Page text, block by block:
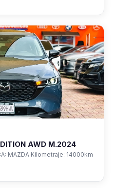
AWD M.2024
MAZDA Kilometraje: 14000km